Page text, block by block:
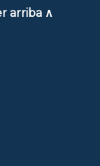
arriba ∧